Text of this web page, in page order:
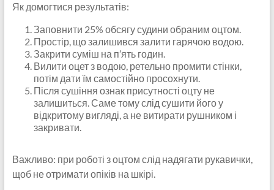
Як домогтися результатів:
Заповнити 25% обсягу судини обраним оцтом.
Простір, що залишився залити гарячою водою.
Закрити суміш на п’ять годин.
Вилити оцет з водою, ретельно промити стінки,
потім дати їм самостійно просохнути.
Після сушіння ознак присутності оцту не
залишиться. Саме тому слід сушити його у
відкритому вигляді, а не витирати рушником і
закривати.
Важливо: при роботі з оцтом слід надягати рукавички,
щоб не отримати опіків на шкірі.